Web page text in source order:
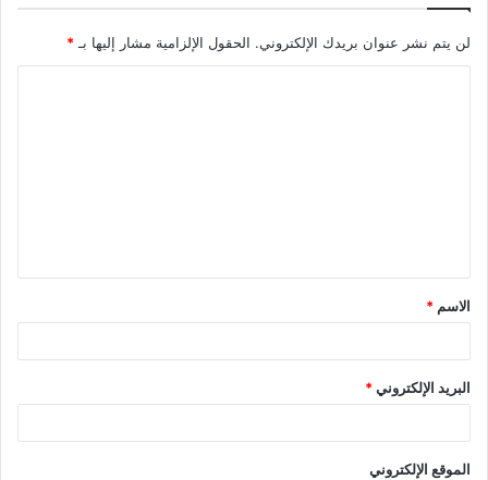
لن يتم نشر عنوان بريدك الإلكتروني. الحقول الإلزامية مشار إليها بـ *
ق
*
الاسم *
البريد الإلكتروني*
الموقع الإلكتروني